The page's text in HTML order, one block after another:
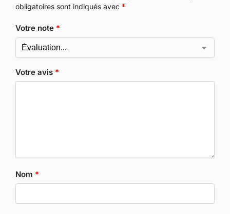
obligatoires sont indiqués avec *
Votre note *
Votre avis *
Nom *